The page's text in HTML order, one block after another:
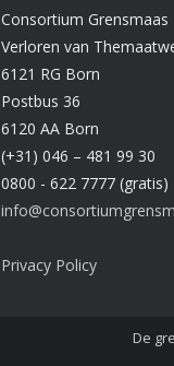
Consortium Grensmaas
Verloren van
6121 RG Born
Postbus 36
6120 AA Born
(+31) 046 – 481 99 30
0800 - 622 7777 (gratis)
Privacy Policy
De